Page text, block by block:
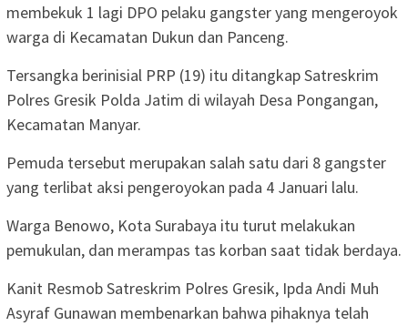
membekuk 1 lagi DPO pelaku gangster yang mengeroyok
warga di Kecamatan Dukun dan Panceng.
Tersangka berinisial PRP (19) itu ditangkap Satreskrim
Polres Gresik Polda Jatim di wilayah Desa Pongangan,
Kecamatan Manyar.
Pemuda tersebut merupakan salah satu dari 8 gangster
yang terlibat aksi pengeroyokan pada 4 Januari lalu.
Warga Benowo, Kota Surabaya itu turut melakukan
pemukulan, dan merampas tas korban saat tidak berdaya.
Kanit Resmob Satreskrim Polres Gresik, Ipda Andi Muh
Asyraf Gunawan membenarkan bahwa pihaknya telah